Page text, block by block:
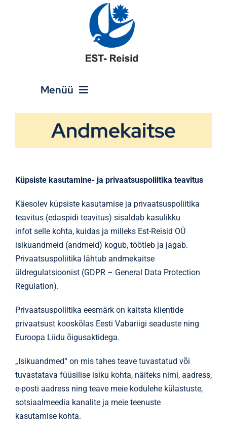
Menüü
Puhkusereisid
Grupireisid
Galerii
Kasulik teada
Uudised
Kontakt
Andmekaitse
Küpsiste kasutamine- ja privaatsuspoliitika teavitus
Käesolev küpsiste kasutamise ja privaatsuspoliitika
teavitus (edaspidi teavitus) sisaldab kasulikku
infot selle kohta, kuidas ja milleks Est-Reisid OÜ
isikuandmeid (andmeid) kogub, töötleb ja jagab.
Privaatsuspoliitika lähtub andmekaitse
üldregulatsioonist (GDPR – General Data Protection
Regulation).
Privaatsuspoliitika eesmärk on kaitsta klientide
privaatsust kooskõlas Eesti Vabariigi seaduste ning
Euroopa Liidu õigusaktidega.
„Isikuandmed“ on mis tahes teave tuvastatud või
tuvastatava füüsilise isiku kohta, näiteks nimi, aadress,
e-posti aadress ning teave meie kodulehe külastuste,
sotsiaalmeedia kanalite ja meie teenuste
kasutamise kohta.